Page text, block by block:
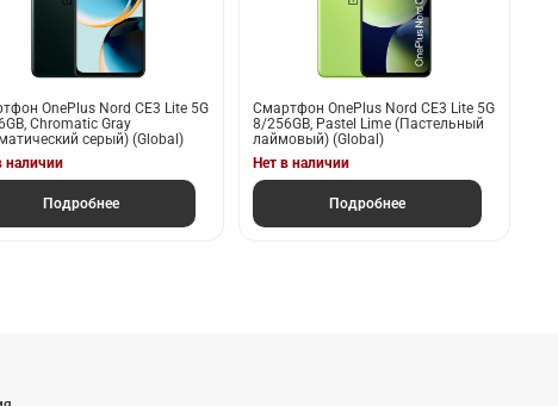
OnePlus Nord CE3 Lite 5G
Chromatic Gray
серый) (Global)
наличии
Подробнее
Смартфон OnePlus Nord CE3 Lite 5G
8/256GB, Pastel Lime (Пастельный
лаймовый) (Global)
Нет в наличии
Подробнее